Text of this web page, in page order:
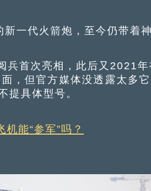
代火箭炮，至今仍带着神
首次亮相，此后又2021年
，但官方媒体没透露太多
提具体型号。
能“参军”吗？